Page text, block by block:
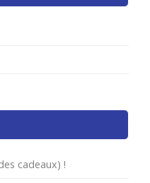
cadeaux) !